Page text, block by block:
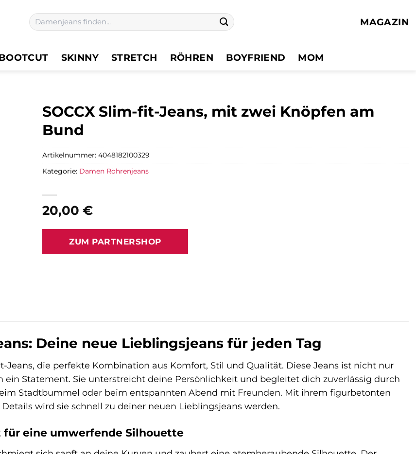
Suchen
nach:
MAGAZIN
SKINNY STRETCH RÖHREN BOYFRIEND MOM
SOCCX Slim-fit-Jeans, mit zwei Knöpfen am
Bund
20,00 €
ZUM PARTNERSHOP
Artikelnummer: 4048182100329
Kategorie: Damen Röhrenjeans
Deine neue Lieblingsjeans für jeden Tag
Jeans, die perfekte Kombination aus Komfort, Stil und Qualität. Diese Jeans ist nicht nur
ein Statement. Sie unterstreicht deine Persönlichkeit und begleitet dich zuverlässig durch
Stadtbummel oder beim entspannten Abend mit Freunden. Mit ihrem figurbetonten
wird sie schnell zu deiner neuen Lieblingsjeans werden.
eine umwerfende Silhouette